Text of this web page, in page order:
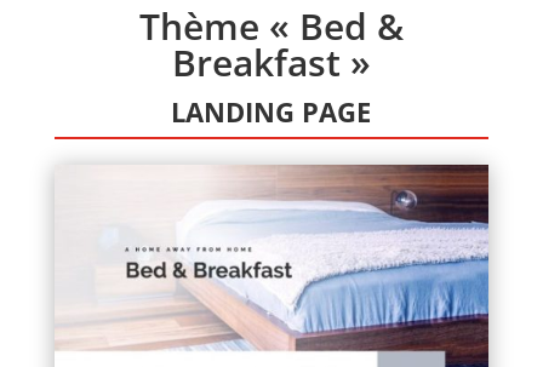
Thème « Bed &
Breakfast »
LANDING PAGE